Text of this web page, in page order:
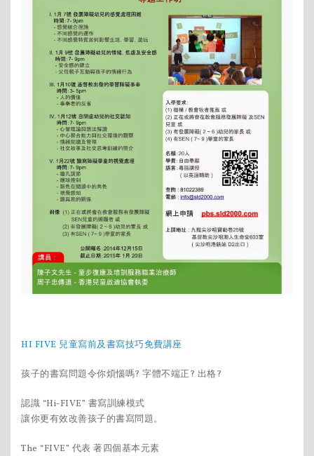
HI FIVE 兒童寫前及書寫技巧免費講座
孩子的書寫問題令你煩惱嗎? 字體不端正? 出格?
認識 “Hi-FIVE” 書寫訓練模式
讓你更有效改善孩子的書寫問題。
The “FIVE” 代表 著四個基本元素